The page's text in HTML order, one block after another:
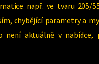
např. ve tvaru 205/
chybějící parametry a
není aktuálně v